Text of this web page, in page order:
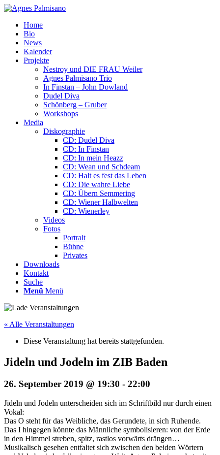
Home
Bio
News
Kalender
Projekte
Nestroy und DIE FRAU Weiler
Agnes Palmisano Trio
In Finstan – John Dowland
Dudel Diva
Schönberg – Gruber
Workshops
Media
Diskographie
CD: Dudel Diva
CD: In Finstan
CD: In mein Heazz
CD: Wean und Schdeam
CD: Halt es fest das Leben
CD: Die wahre Liebe
CD: Übern Semmering
CD: Wiener Halbwelten
CD: Wienerley
Videos
Fotos
Portrait
Bühne
Privates
Downloads
Kontakt
Suche
Menü Menü
« Alle Veranstaltungen
Diese Veranstaltung hat bereits stattgefunden.
Jideln und Jodeln im ZIB Baden
26. September 2019 @ 19:30 - 22:00
Jideln und Jodeln unterscheiden sich im Schriftbild nur durch einen
Vokal:
Das O steht für das Weibliche, das Gerundete, in sich Ruhende.
Das I hingegen könnte das Männliche symbolisieren: von der Erde
in den Himmel streben, spitz, rastlos vorwärts drängen…
Musikalisch gesehen entfaltet sich zwischen den beiden Wörtern